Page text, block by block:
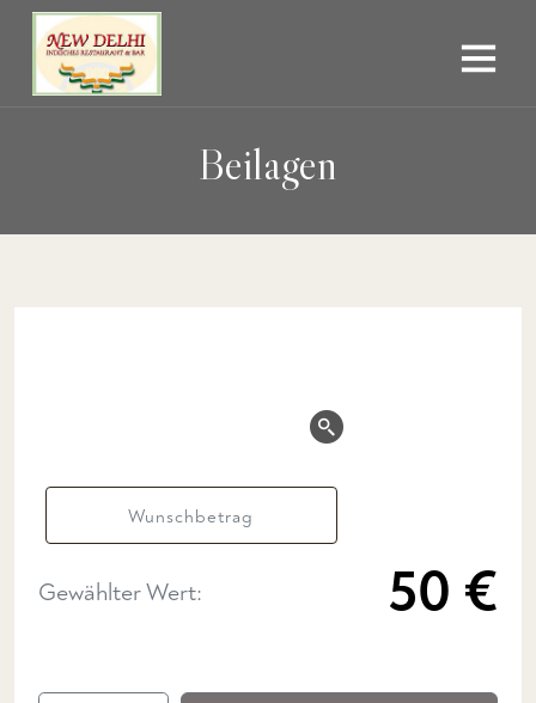
Beilagen
Gewählter Wert: 50 €